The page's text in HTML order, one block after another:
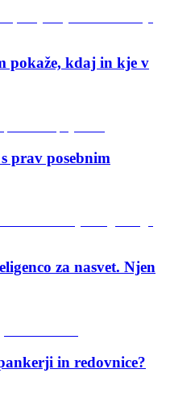
pokaže, kdaj in kje v
prav posebnim
za nasvet. Njen
in redovnice?